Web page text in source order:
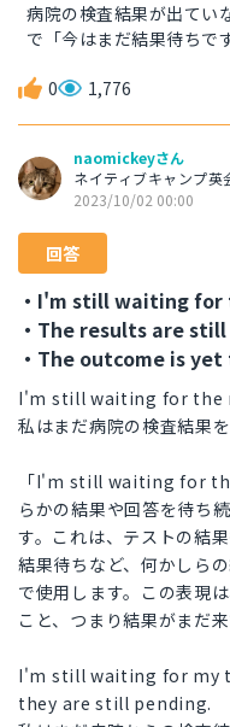
病院の検査結果が出てい
で「今はまだ結果待ちで
0 1,776
naomickeyさん
ネイティブキャンプ英
2023/10/02 00:00
回答
・I'm still waiting
・The results are
・The outcome is
I'm still waiting for the
私はまだ病院の検査結果を
「I'm still waiting for
らかの結果や回答を待ち
す。これは、テストの結
結果待ちなど、何かしら
で使用します。この表現
こと、つまり結果がまだ
I'm still waiting for my
they are still pending.